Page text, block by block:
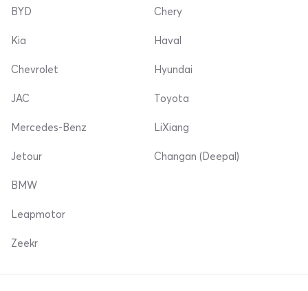
BYD
Kia
Chevrolet
Chery
Haval
Hyundai
JAC
Mercedes-Benz
Jetour
Toyota
LiXiang
Changan (Deepal)
BMW
Leapmotor
Zeekr